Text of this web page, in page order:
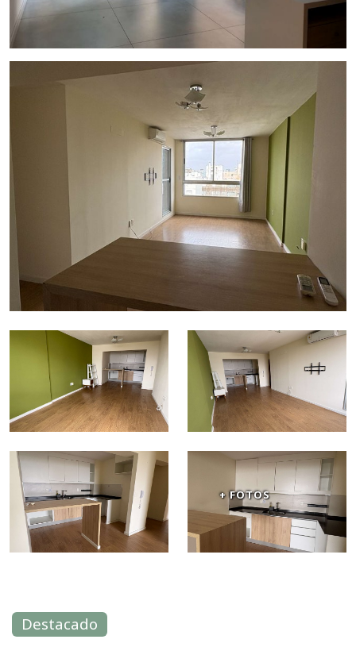
+ FOTOS
Destacado